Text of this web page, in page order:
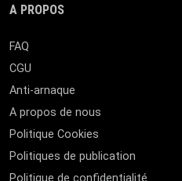
A PROPOS
FAQ
CGU
Anti-arnaque
A propos de nous
Politique Cookies
Politiques de publication
Politique de confidentialité